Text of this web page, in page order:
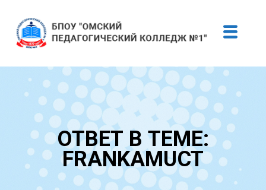
ОТВЕТ В ТЕМЕ:
FRANKAMUCT